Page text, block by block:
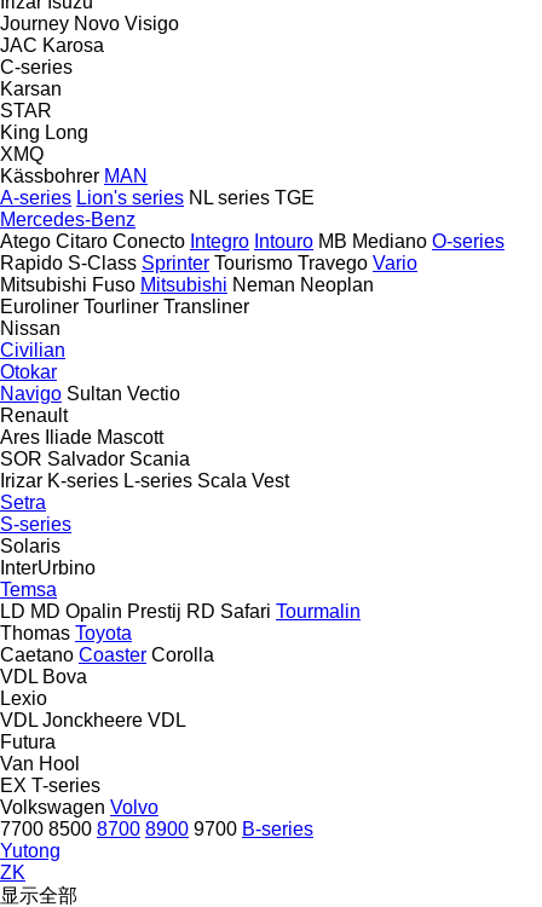
Journey Novo Visigo
JAC Karosa
C-series
Karsan
STAR
King Long
XMQ
Kässbohrer MAN
A-series Lion's series NL series TGE
Mercedes-Benz
Atego Citaro Conecto Integro Intouro MB Mediano O-series
Rapido S-Class Sprinter Tourismo Travego Vario
Mitsubishi Fuso Mitsubishi Neman Neoplan
Euroliner Tourliner Transliner
Nissan
Civilian
Otokar
Navigo Sultan Vectio
Renault
Ares
Iliade Mascott
SOR Salvador Scania
Irizar K-series L-series Scala Vest
Setra
S-series
Solaris
InterUrbino
Temsa
LD MD Opalin Prestij RD Safari Tourmalin
Thomas Toyota
Caetano Coaster Corolla
VDL Bova
Lexio
VDL Jonckheere VDL
Futura
Van Hool
EX T-series
Volkswagen Volvo
7700 8500 8700 8900 9700 B-series
Yutong
ZK
显示全部